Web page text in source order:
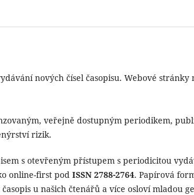
nových čísel časopisu. Webové
veřejně dostupným periodikem,
rizik.
s otevřeným přístupem s periodicitou
online-first pod ISSN 2788-2764. Papírová
u našich čtenářů a více osloví mladou